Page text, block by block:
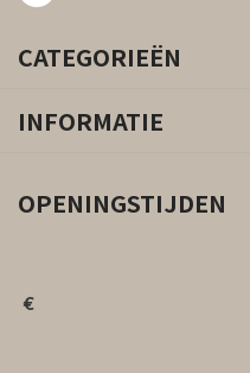
CATEGORIEËN
INFORMATIE
OPENINGSTIJDEN
€